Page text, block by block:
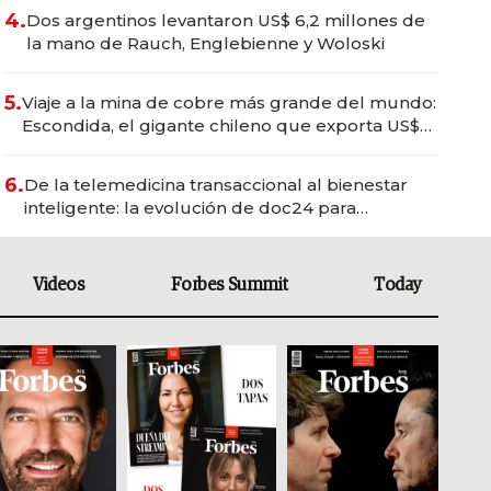
4.Dos argentinos levantaron US$ 6,2 millones de
la mano de Rauch, Englebienne y Woloski
5.Viaje a la mina de cobre más grande del mundo:
Escondida, el gigante chileno que exporta US$
6.De la telemedicina transaccional al bienestar
inteligente: la evolución de doc24 para
Videos Forbes Summit Today